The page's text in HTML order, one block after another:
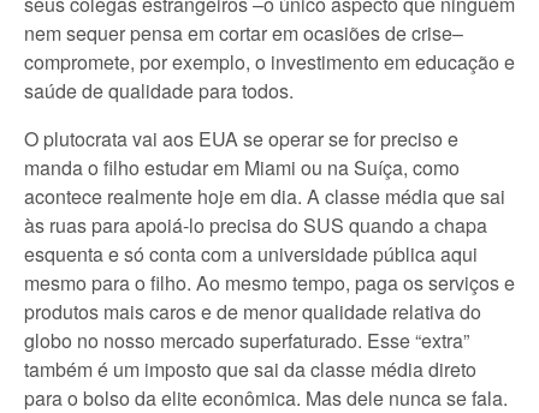
nem sequer pensa em cortar em ocasiões de crise–
compromete, por exemplo, o investimento em educação e
saúde de qualidade para todos.
O plutocrata vai aos EUA se operar se for preciso e
manda o filho estudar em Miami ou na Suíça, como
acontece realmente hoje em dia. A classe média que sai
às ruas para apoiá-lo precisa do SUS quando a chapa
esquenta e só conta com a universidade pública aqui
mesmo para o filho. Ao mesmo tempo, paga os serviços e
produtos mais caros e de menor qualidade relativa do
globo no nosso mercado superfaturado. Esse “extra”
também é um imposto que sai da classe média direto
para o bolso da elite econômica. Mas dele nunca se fala.